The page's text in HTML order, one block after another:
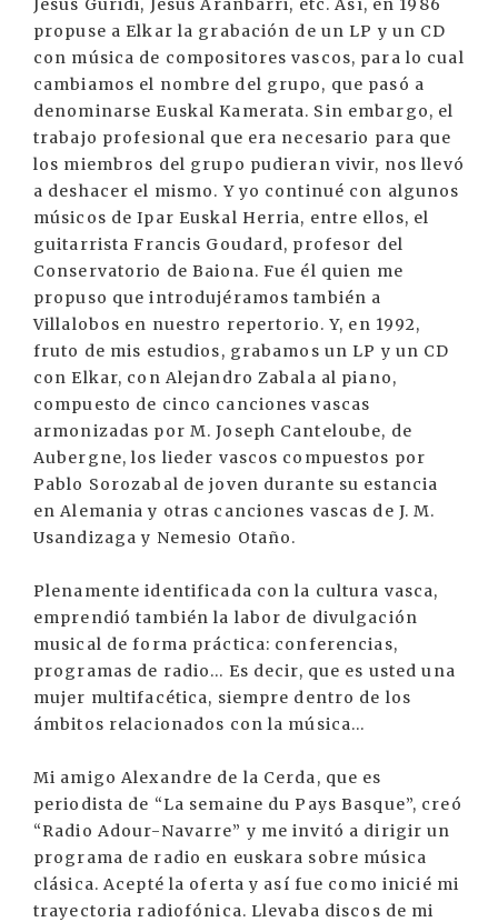
Jesús Guridi, Jesús Aranbarri, etc. Así, en 1986
propuse a Elkar la grabación de un LP y un CD
con música de compositores vascos, para lo cual
cambiamos el nombre del grupo, que pasó a
denominarse Euskal Kamerata. Sin embargo, el
trabajo profesional que era necesario para que
los miembros del grupo pudieran vivir, nos llevó
a deshacer el mismo. Y yo continué con algunos
músicos de Ipar Euskal Herria, entre ellos, el
guitarrista Francis Goudard, profesor del
Conservatorio de Baiona. Fue él quien me
propuso que introdujéramos también a
Villalobos en nuestro repertorio. Y, en 1992,
fruto de mis estudios, grabamos un LP y un CD
con Elkar, con Alejandro Zabala al piano,
compuesto de cinco canciones vascas
armonizadas por M. Joseph Canteloube, de
Aubergne, los lieder vascos compuestos por
Pablo Sorozabal de joven durante su estancia
en Alemania y otras canciones vascas de J. M.
Usandizaga y Nemesio Otaño.
Plenamente identificada con la cultura vasca,
emprendió también la labor de divulgación
musical de forma práctica: conferencias,
programas de radio... Es decir, que es usted una
mujer multifacética, siempre dentro de los
ámbitos relacionados con la música...
Mi amigo Alexandre de la Cerda, que es
periodista de “La semaine du Pays Basque”, creó
“Radio Adour-Navarre” y me invitó a dirigir un
programa de radio en euskara sobre música
clásica. Acepté la oferta y así fue como inicié mi
trayectoria radiofónica. Llevaba discos de mi